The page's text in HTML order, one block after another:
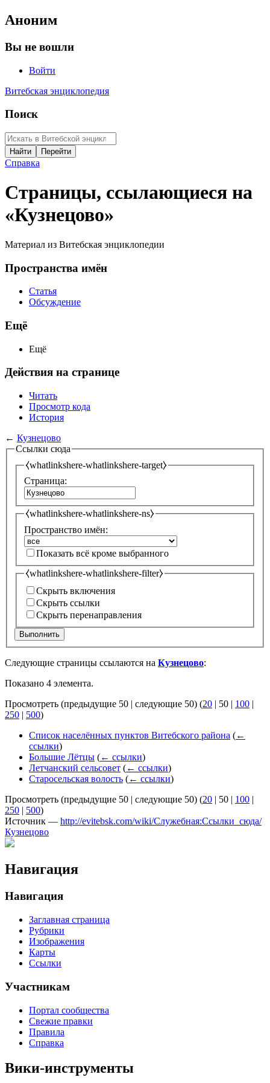
Аноним
Вы не вошли
Войти
Витебская энциклопедия
Поиск
Справка
Страницы, ссылающиеся на
«Кузнецово»
Материал из Витебская энциклопедии
Пространства имён
Статья
Обсуждение
Ещё
Ещё
Действия на странице
Читать
Просмотр кода
История
← Кузнецово
Ссылки сюда
⧼whatlinkshere-whatlinkshere-target⧽
Страница:
⧼whatlinkshere-whatlinkshere-ns⧽
Пространство имён:
Показать всё кроме выбранного
⧼whatlinkshere-whatlinkshere-filter⧽
Скрыть включения
Скрыть ссылки
Скрыть перенаправления
Выполнить
Следующие страницы ссылаются на Кузнецово:
Показано 4 элемента.
Просмотреть (предыдущие 50 | следующие 50) (20 | 50 | 100 |
250 | 500)
Список населённых пунктов Витебского района (←
ссылки)
Большие Лётцы (← ссылки)
Летчанский сельсовет (← ссылки)
Старосельская волость (← ссылки)
Просмотреть (предыдущие 50 | следующие 50) (20 | 50 | 100 |
250 | 500)
Источник — http://evitebsk.com/wiki/Служебная:Ссылки_сюда/
Кузнецово
Навигация
Навигация
Заглавная страница
Рубрики
Изображения
Карты
Ссылки
Участникам
Портал сообщества
Свежие правки
Правила
Справка
Вики-инструменты